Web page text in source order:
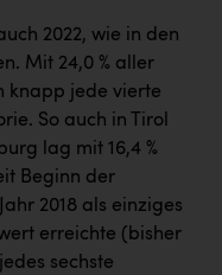
2022, wie in den
Mit 24,0 % aller
knapp jede vierte
So auch in Tirol
lag mit 16,4 %
Beginn der
2018 als einziges
erreichte (bisher
sechste